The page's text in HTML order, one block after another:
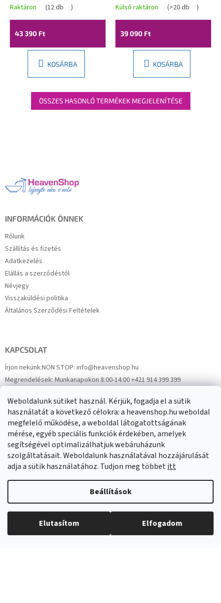
Weboldalunk sütiket használ. Kérjük, fogadja el a sütik
használatát a következő célokra: a heavenshop.hu weboldal
megfelelő működése, a weboldal látogatottságának
mérése, egyéb speciális funkciók érdekében, amelyek
segítségével optimalizálhatjuk webáruházunk
szolgáltatásait. Weboldalunk használatával hozzájárulását
adja a sütik használatához. Tudjon meg többetitt
Beállítások
Elutasítom Elfogadom
71610-50
Raktáron (12 db )
43 390 Ft
KOSÁRBA
fekete, 71610-70
Külső raktáron (>20 db )
39 090 Ft
KOSÁRBA
ÖSSZES HASONLÓ TERMÉKEK MEGJELENÍTÉSE
INFORMÁCIÓK ÖNNEK
Rólunk
Szállítás és fizetés
Adatkezelés
Elállás a szerződéstől
Névjegy
Visszaküldési politika
Általános Szerződési Feltételek
KAPCSOLAT
Írjon nekünk:NON STOP: info@heavenshop.hu
Megrendelések:Munkanapokon 8:00-14:00 +421 914 399 399
FacebookHeavenShop.sk
Eredményeink